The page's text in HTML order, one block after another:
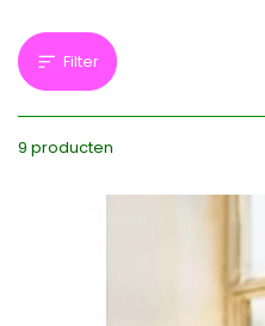
Filter
9 producten